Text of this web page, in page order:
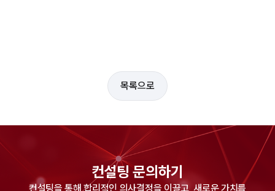
목록으로
컨설팅 문의하기
컨설팅을 통해 합리적인 의사결정을 이끌고, 새로운 가치를